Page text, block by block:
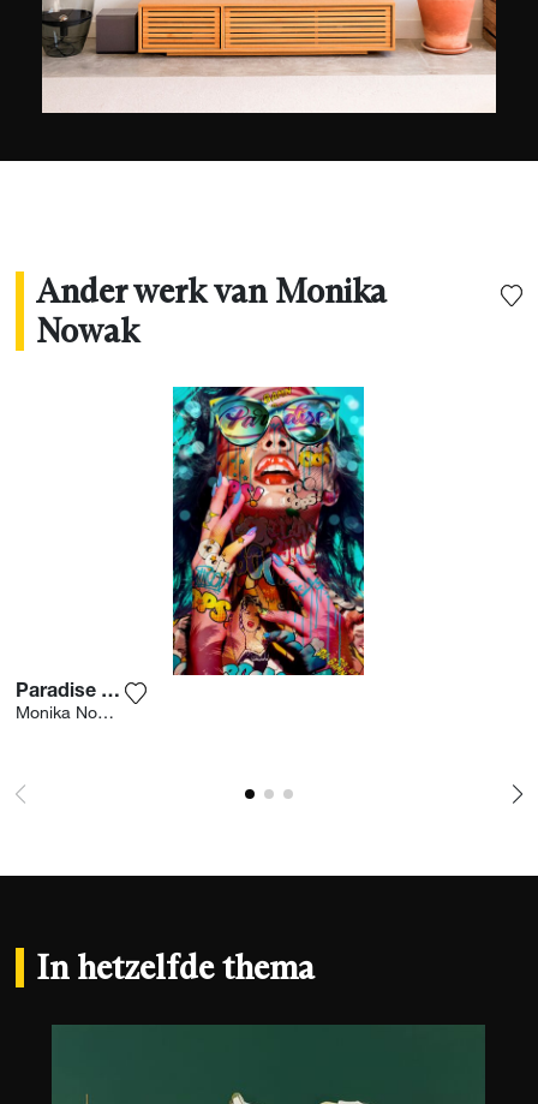
en denkbeeldige hersenschim", specificeert ze. .
Bovendien hebben de vrouwen vaak een blauwe
huid: “als een godheid die uit het water
van de wereld.” Ze is gevestigd in Parijs en
Ander werk van Monika
Nowak
Paradise Beach
Monika Nowak
In hetzelfde thema